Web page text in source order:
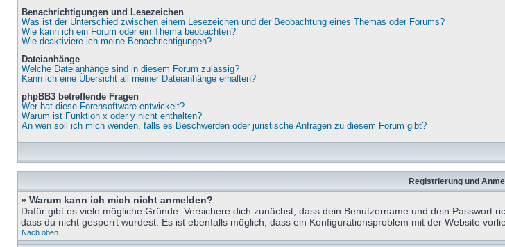
Benachrichtigungen und Lesezeichen
Was ist der Unterschied zwischen einem Lesezeichen und der Beobachtung eines Themas oder Forums?
Wie kann ich ein Forum oder ein Thema beobachten?
Wie deaktiviere ich meine Benachrichtigungen?
Dateianhänge
Welche Dateianhänge sind in diesem Forum zulässig?
Kann ich eine Übersicht all meiner Dateianhänge erhalten?
phpBB3 betreffende Fragen
Wer hat diese Forensoftware entwickelt?
Warum ist Funktion x oder y nicht enthalten?
An wen soll ich mich wenden, falls es Beschwerden oder juristische Anfragen zu diesem Forum gibt?
Registrierung und
» Warum kann ich mich nicht anmelden?
Dafür gibt es viele mögliche Gründe. Versichere dich zunächst, dass dein Benutzername und dein Passwort
dass du nicht gesperrt wurdest. Es ist ebenfalls möglich, dass ein Konfigurationsproblem mit der Website
Nach oben